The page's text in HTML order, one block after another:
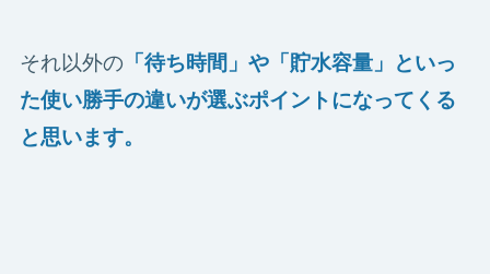
それ以外の 「待ち時間」や「貯水容量」といっ
た使い勝手の違いが選ぶポイントになってくる
と思います。